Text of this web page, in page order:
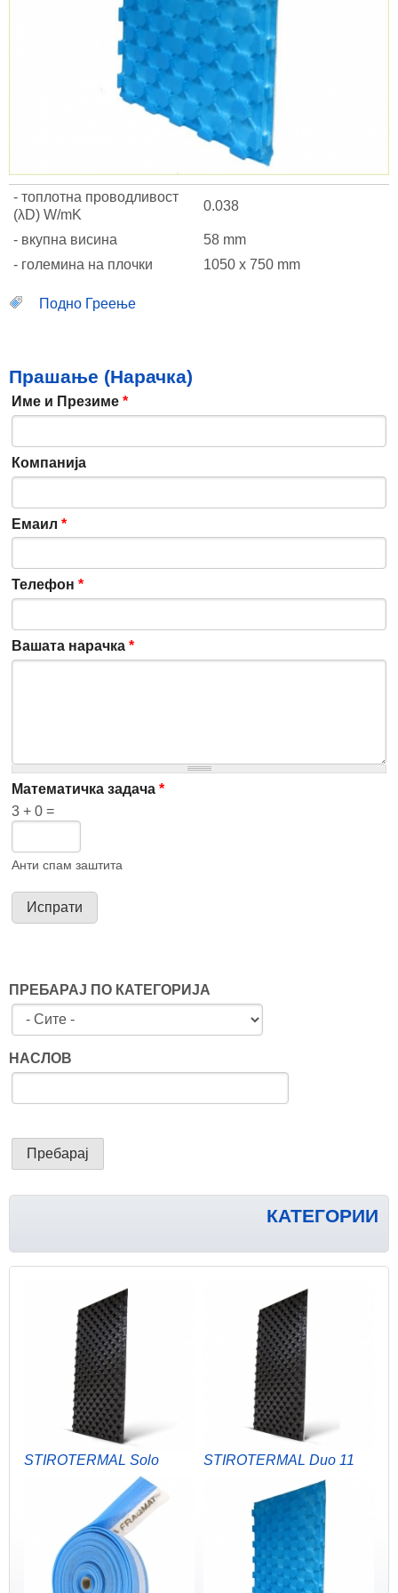
- топлотна проводливост
(λD) W/mK
0.038
- вкупна висина
58 mm
- големина на плочки
1050 x 750 mm
Подно Греење
Прашање (Нарачка)
Име и Презиме*
Компанија
Емаил*
Телефон*
Вашата нарачка*
Математичка задача*
3 + 0 =
Анти спам заштита
ПРЕБАРАЈ ПО КАТЕГОРИЈА
НАСЛОВ
КАТЕГОРИИ
STIROTERMAL Solo STIROTERMAL Duo 11